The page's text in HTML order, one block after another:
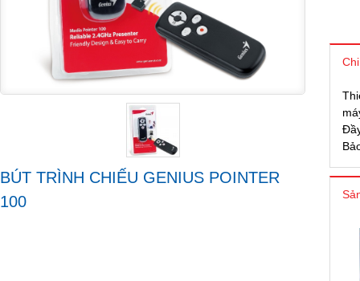
BÚT TRÌNH CHIẾU GENIUS POINTER
100